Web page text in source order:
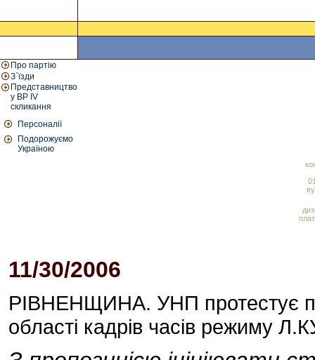
Про партію
З`їзди
Представництво
у ВР IV
скликання
Персоналії
Подорожуємо
Україною
11/30/2006
РІВНЕНЩИНА. УНП протестує
області кадрів часів режиму